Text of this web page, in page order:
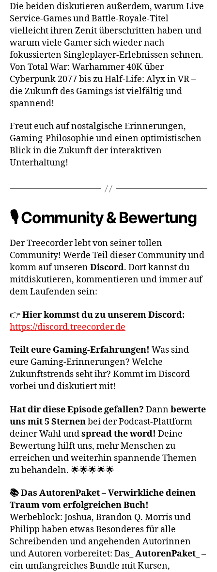
Die beiden diskutieren außerdem, warum Live-
Service-Games und Battle-Royale-Titel
vielleicht ihren Zenit überschritten haben und
warum viele Gamer sich wieder nach
fokussierten Singleplayer-Erlebnissen sehnen.
Von Total War: Warhammer 40K über
Cyberpunk 2077 bis zu Half-Life: Alyx in VR –
die Zukunft des Gamings ist vielfältig und
spannend!
Freut euch auf nostalgische Erinnerungen,
Gaming-Philosophie und einen optimistischen
Blick in die Zukunft der interaktiven
Unterhaltung!
🎙️ Community & Bewertung
Der Treecorder lebt von seiner tollen
Community! Werde Teil dieser Community und
komm auf unserenDiscord. Dort kannst du
mitdiskutieren, kommentieren und immer auf
dem Laufenden sein:
👉Hier kommst du zu unserem Discord:
https://discord.treecorder.de
Teilt eure Gaming-Erfahrungen! Was sind
eure Gaming-Erinnerungen? Welche
Zukunftstrends seht ihr? Kommt im Discord
vorbei und diskutiert mit!
Hat dir diese Episode gefallen? Dannbewerte
uns mit 5 Sternenbei der Podcast-Plattform
deiner Wahl undspread the word! Deine
Bewertung hilft uns, mehr Menschen zu
erreichen und weiterhin spannende Themen
zu behandeln. 🌟🌟🌟🌟🌟
📚 Das AutorenPaket – Verwirkliche deinen
Traum vom erfolgreichen Buch!
Werbeblock: Joshua, Brandon Q. Morris und
Philipp haben etwas Besonderes für alle
Schreibenden und angehenden Autorinnen
und Autoren vorbereitet: Das _ AutorenPaket_ –
ein umfangreiches Bundle mit Kursen,